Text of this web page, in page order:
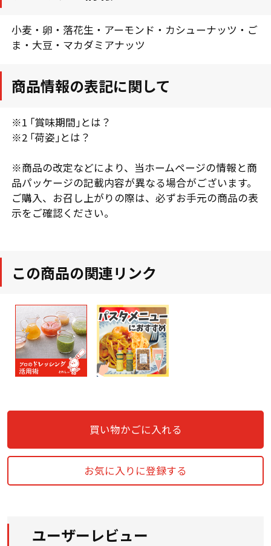
小麦・卵・落花生・アーモンド・カシューナッツ・ご
ま・大豆・マカダミアナッツ
商品情報の表記に関して
※1 ｢賞味期間｣とは？
※2 ｢荷姿｣とは？
※商品の改定などにより、当ホームページの情報と商
品パッケージの記載内容が異なる場合がございます。
ご購入、お召し上がりの際は、必ずお手元の商品の表
示をご確認ください。
この商品の関連リンク
買い物かごに入れる
お気に入りに登録する
ユーザーレビュー